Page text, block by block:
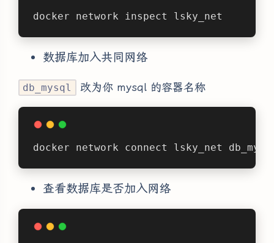
docker network inspect lsky_net
数据库加入共同网络
db_mysql 改为你 mysql 的容器名称
docker network connect lsky_net
查看数据库是否加入网络